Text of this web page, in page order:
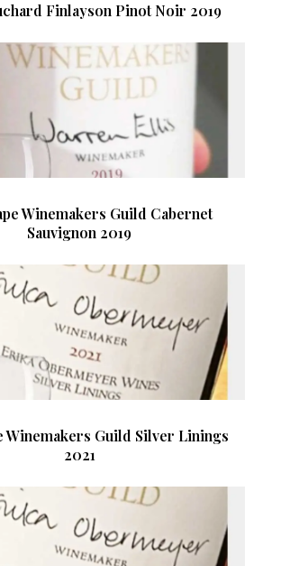
Finlayson Pinot Noir 2019
Winemakers Guild Cabernet
Sauvignon 2019
Winemakers Guild Silver Linings
2021